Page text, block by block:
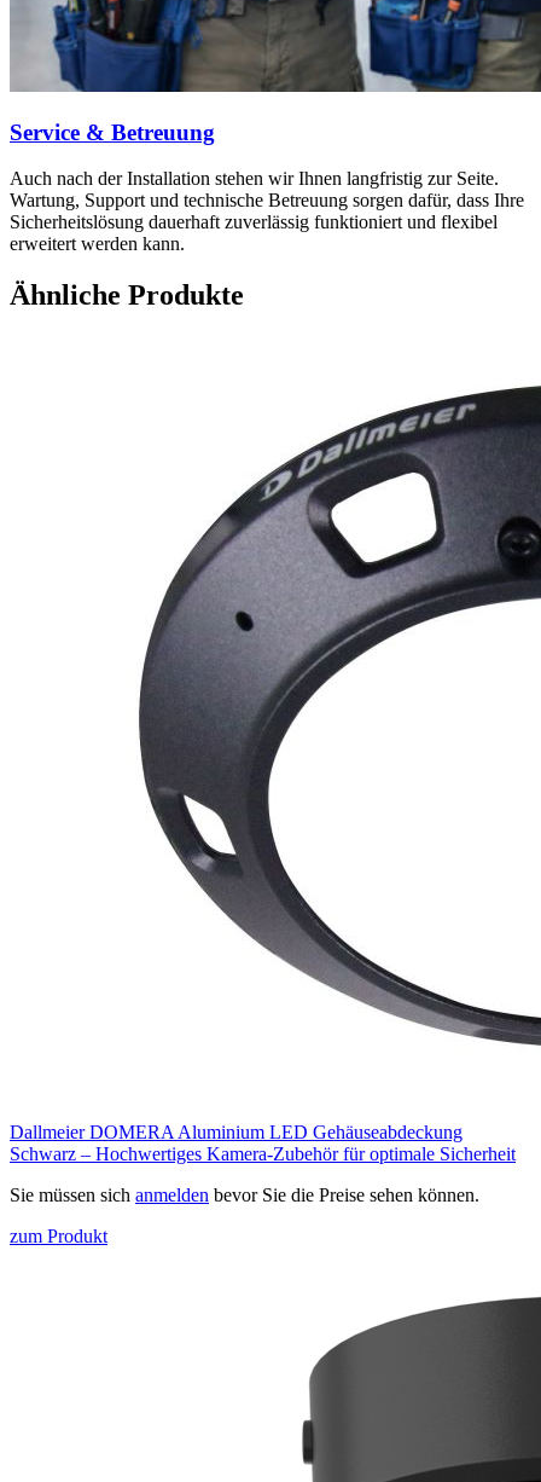
Service & Betreuung
Auch nach der Installation stehen wir Ihnen langfristig zur Seite.
Wartung, Support und technische Betreuung sorgen dafür, dass Ihre
Sicherheitslösung dauerhaft zuverlässig funktioniert und flexibel
erweitert werden kann.
Ähnliche Produkte
Dallmeier DOMERA Aluminium LED Gehäuseabdeckung
Schwarz – Hochwertiges Kamera-Zubehör für optimale Sicherheit
Sie müssen sich anmelden bevor Sie die Preise sehen können.
zum Produkt